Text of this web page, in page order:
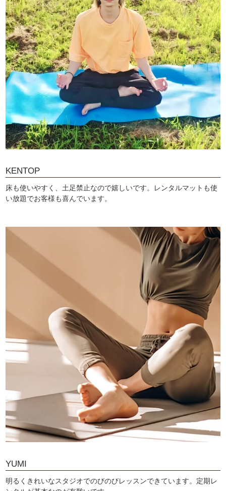
KENTOP
床も使いやすく、土足禁止なので嬉しいです。レンタルマットも使
い放題でお客様も喜んでいます。
YUMI
明るくきれいなスタジオでのびのびレッスンできています。定期レ